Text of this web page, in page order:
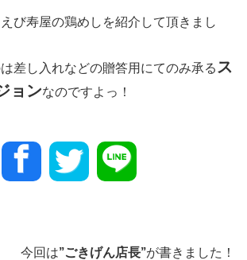
び寿屋の鶏めしを紹介して頂きまし
し入れなどの贈答用にてのみ承る ス
ョンなのですよっ！
今回は”ごきげん店長”が書きました！